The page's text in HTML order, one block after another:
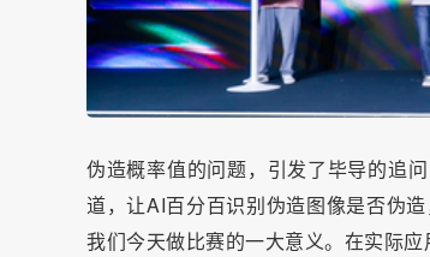
伪造概率值的问题，引发了毕导的追
道，让AI百分百识别伪造图像是否伪
我们今天做比赛的一大意义。在实际